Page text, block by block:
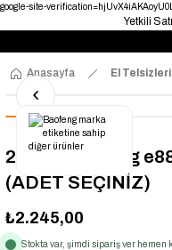
google-site-
Yetkili
Uygun
Anasayfa El Telsizleri
2'li set Baofeng
(ADET SEÇİNİZ)
₺2.245,00
Stokta var, şimdi sipariş ver hemen